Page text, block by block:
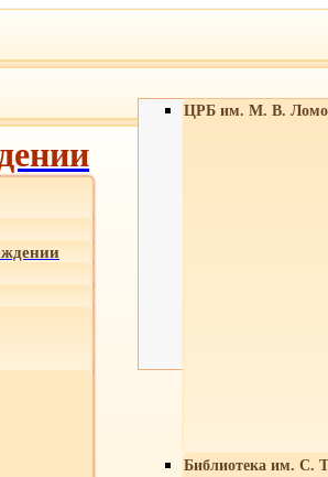
ЦРБ им. М. В.
Библиотека им. С.